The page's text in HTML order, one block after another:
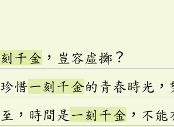
千金 ，豈容虛擲？
惜一刻千金的青春時光，
，時間是 一刻千金 ，不